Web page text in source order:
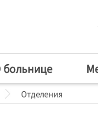
больнице
Приветственное слово
Медперсонал
Как нас найти
Отделения